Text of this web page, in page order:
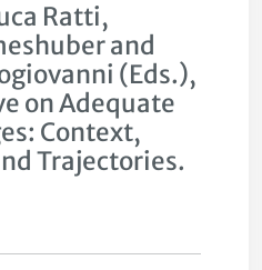
Ratti,
and
(Eds.),
on Adequate
Context,
Trajectories.